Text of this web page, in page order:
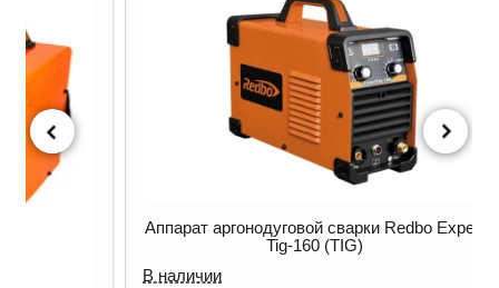
Аппарат аргонодуговой сварки Redbo Expert
Tig-160 (TIG)
В наличии